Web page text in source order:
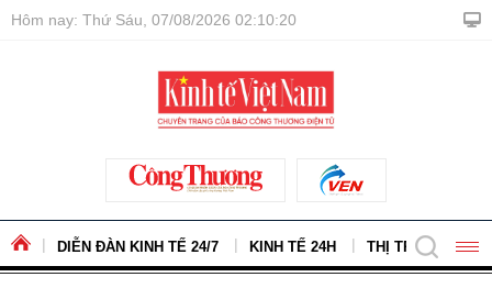
Hôm nay: Thứ Sáu, 07/08/2026 02:10:21
DIỄN ĐÀN KINH TẾ 24/7 KINH TẾ 24H THỊ TRƯỜNG -